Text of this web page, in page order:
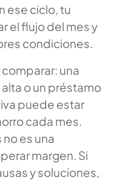
ese ciclo, tu
el flujo del mes y
condiciones.
una
o un préstamo
puede estar
cada mes.
es una
margen. Si
y soluciones,